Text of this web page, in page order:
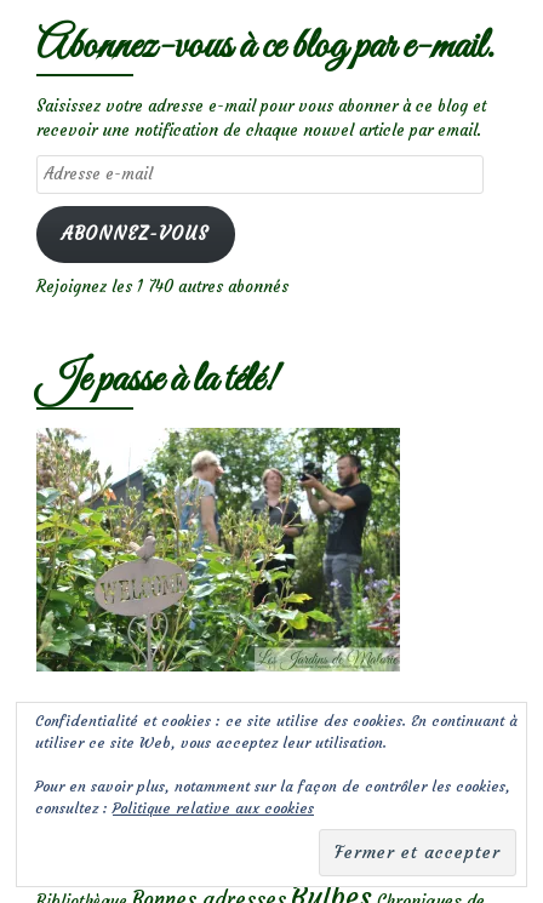
Abonnez-vous à ce blog par e-mail.
Saisissez votre adresse e-mail pour vous abonner à ce blog et
recevoir une notification de chaque nouvel article par email.
Adresse
e-
mail
ABONNEZ-VOUS
Rejoignez les 1 740 autres abonnés
Je passe à la télé!
Catégories
Agenda AnnuellesArbres & Arbustes
Au jardin avec les enfants
Avec
L'Association des Amis d'André EveBassin
Confidentialité et cookies : ce site utilise des cookies. En continuant à
utiliser ce site Web, vous acceptez leur utilisation.
Pour en savoir plus, notamment sur la façon de contrôler les cookies,
consultez :Politique relative aux cookies